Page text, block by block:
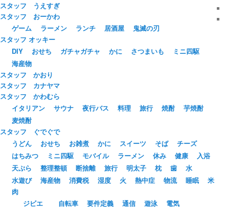
スタッフ うえすぎ
スタッフ おーかわ
ゲーム
ラーメン ランチ 居酒屋
鬼滅の刃
スタッフ オッキー
DIY
おせち ガチャガチャ かに さつまいも
ミニ四駆
海産物
スタッフ かおり
スタッフ カナヤマ
スタッフ かわむら
イタリアン
サウナ 夜行バス 料理 旅行 焼酎
芋焼酎
麦焼酎
スタッフ ぐでぐで
うどん
おせち お雑煮 かに スイーツ そば
チーズ
はちみつ
ミニ四駆 モバイル ラーメン 休み 健康
入浴
天ぷら
整理整頓 断捨離 旅行 明太子 枕 歯
水
水遊び
海産物 消費税 湿度 火 熱中症 物流 睡眠
米
肉
ジビエ
自転車 要件定義 通信 遊泳
電気